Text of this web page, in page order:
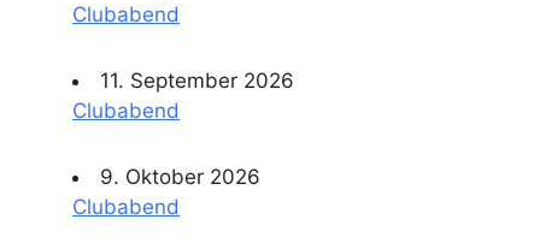
Clubabend
11. September 2026
Clubabend
9. Oktober 2026
Clubabend